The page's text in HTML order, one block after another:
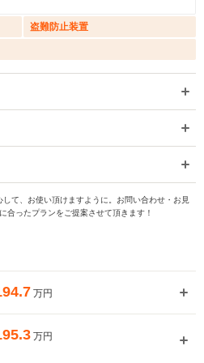
盗難防止装置
て、お使い頂けますように。お問い合わせ・お見
ったプランをご提案させて頂きます！
万円
万円